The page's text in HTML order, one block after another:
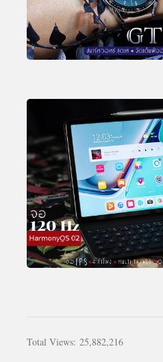
Total Views: 25,882,216